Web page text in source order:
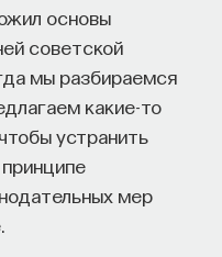
основы
советской
мы разбираемся
какие-то
устранить
мер
в дело
что вы можете
какой мере ваше
позволяют
или, как
масса
нашей